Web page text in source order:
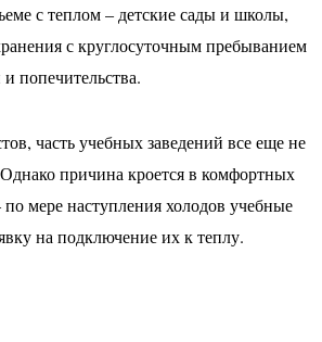
с теплом – детские сады и школы,
с круглосуточным пребыванием
попечительства.
часть учебных заведений все еще не
причина кроется в комфортных
мере наступления холодов учебные
на подключение их к теплу.